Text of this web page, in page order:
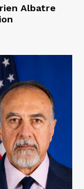
Albatre